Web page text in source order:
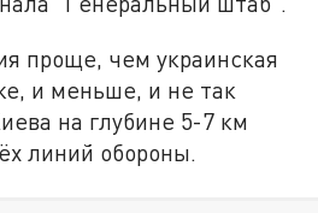
проще, чем украинская
и меньше, и не так
на глубине 5-7 км
линий обороны.